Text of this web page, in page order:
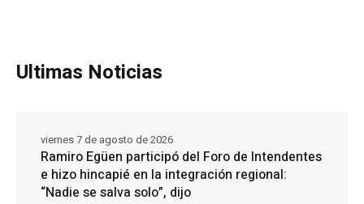
Ultimas Noticias
Ramiro Egüen participó del Foro de Intendentes
e hizo hincapié en la integración regional:
“Nadie se salva solo”, dijo
viernes 7 de agosto de 2026